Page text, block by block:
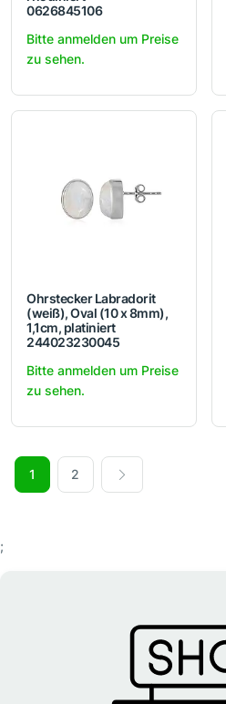
0626845106
Bitte anmelden um Preise
zu sehen.
Ohrstecker Labradorit
(weiß), Oval (10 x 8mm),
1,1cm, platiniert
244023230045
Bitte anmelden um Preise
zu sehen.
1 2
;